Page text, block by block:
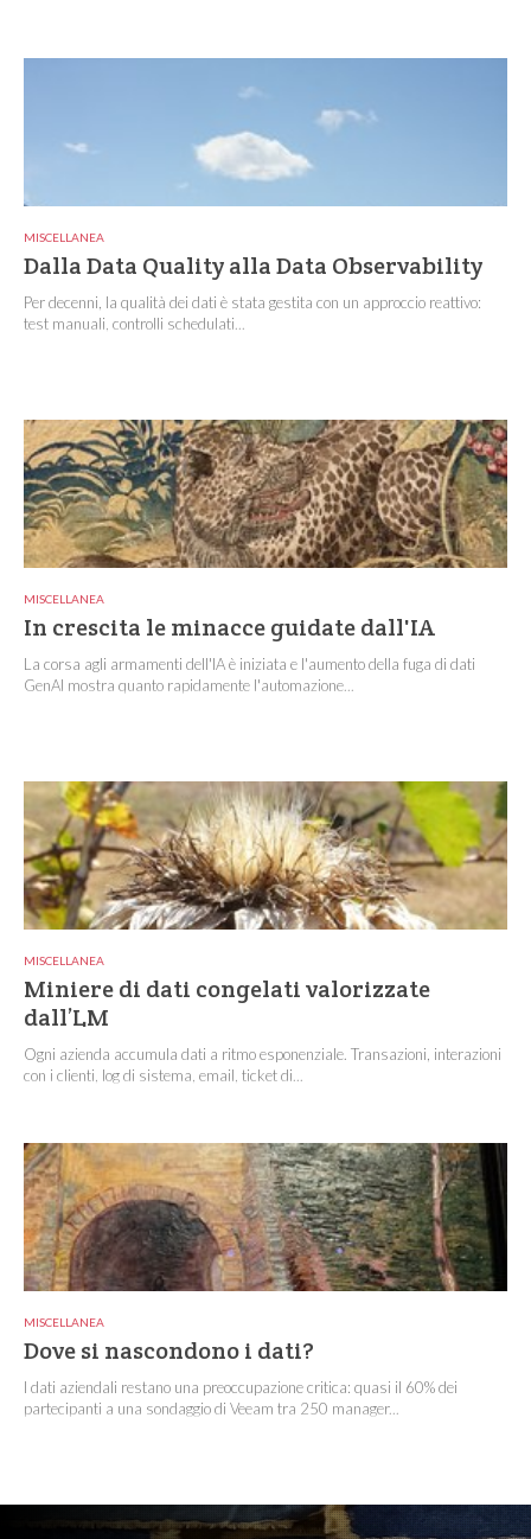
MISCELLANEA
Dalla Data Quality alla Data Observability
Per decenni, la qualità dei dati è stata gestita con un approccio reattivo:
test manuali, controlli schedulati...
MISCELLANEA
In crescita le minacce guidate dall'IA
La corsa agli armamenti dell'IA è iniziata e l'aumento della fuga di dati
GenAI mostra quanto rapidamente l'automazione...
MISCELLANEA
Miniere di dati congelati valorizzate
dall’LM
Ogni azienda accumula dati a ritmo esponenziale. Transazioni, interazioni
con i clienti, log di sistema, email, ticket di...
MISCELLANEA
Dove si nascondono i dati?
I dati aziendali restano una preoccupazione critica: quasi il 60% dei
partecipanti a una sondaggio di Veeam tra 250 manager...